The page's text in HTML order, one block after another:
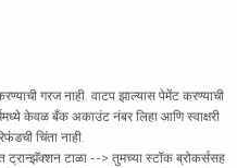
गरज नाही. वाटप झाल्यास पेमेंट करण्याची
केवळ बँक अकाउंट नंबर लिहा आणि स्वाक्षरी
चिंता नाही.
टाळा --> तुमच्या स्टॉक ब्रोकर्ससह